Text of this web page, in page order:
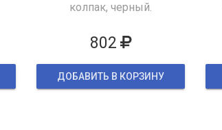
колпак, черный.
802
ДОБАВИТЬ В КОРЗИНУ